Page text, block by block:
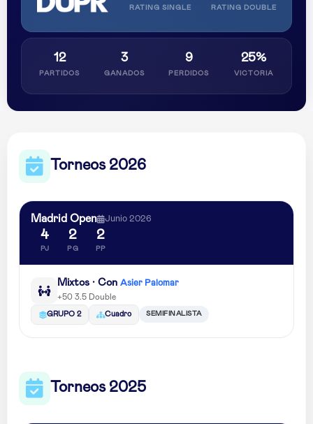
RATING SINGLE RATING DOUBLE
12
PARTIDOS
3
GANADOS
9
PERDIDOS
25%
VICTORIA
Torneos 2026
Madrid Open Junio 2026
4
PJ
2
PG
2
PP
Mixtos · Con Asier Palomar
+50 3.5 Double
GRUPO 2 Cuadro SEMIFINALISTA
Torneos 2025